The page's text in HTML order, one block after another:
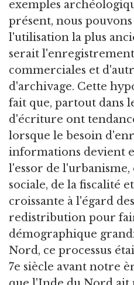
exemples
présent, nous
l'utilisation la plus
serait
commerciales et
d'archivage. Cette
fait que, partout dans
d'écriture ont
lorsque le besoin
informations devient
l'essor de
sociale, de la fiscalité
croissante à l'égard
redistribution pour
démographique
Nord, ce processus
7e siècle avant notre